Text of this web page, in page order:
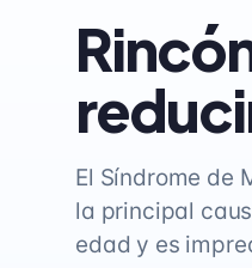
El Síndrome de
la principal
edad y es